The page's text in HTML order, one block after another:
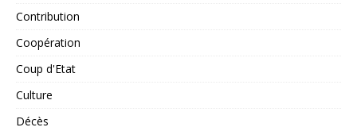
Contribution
Coopération
Coup d'Etat
Culture
Décès